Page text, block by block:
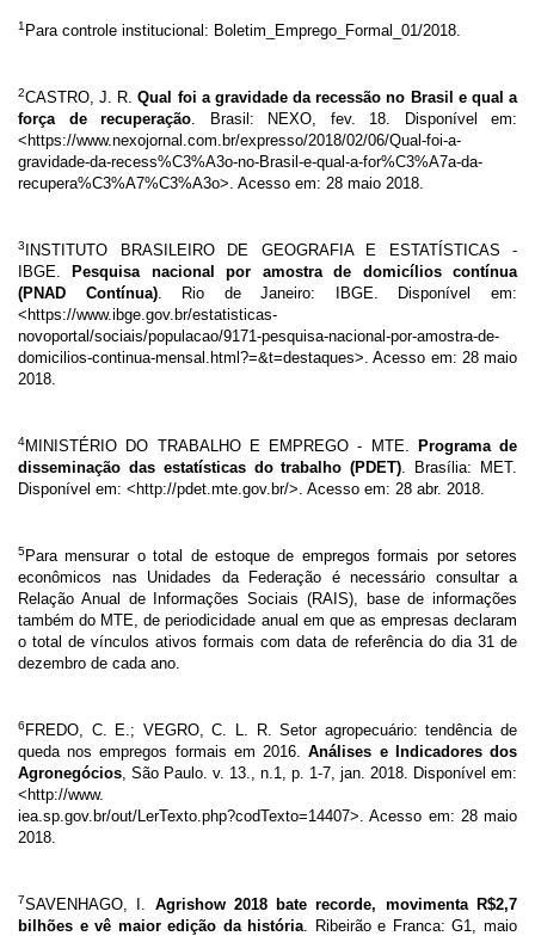
1 Para controle institucional: Boletim_Emprego_Formal_01/2018.
2CASTRO, J. R.Qual foi a gravidade da recessão no Brasil e qual a
força de recuperação . Brasil: NEXO, fev. 18. Disponível em:
<https://www.nexojornal.com.br/expresso/2018/02/06/Qual-foi-a-
gravidade-da-recess%C3%A3o-no-Brasil-e-qual-a-for%C3%A7a-da-
recupera%C3%A7%C3%A3o> . Acesso em: 28 maio 2018.
3INSTITUTO BRASILEIRO DE GEOGRAFIA E ESTATÍSTICAS -
IBGE.Pesquisa nacional por amostra de domicílios contínua
(PNAD Contínua). Rio de Janeiro: IBGE. Disponível em:
<https://www.ibge.gov.br/estatisticas-
novoportal/sociais/populacao/9171-pesquisa-nacional-por-amostra-de-
domicilios-continua-mensal.html?=&t=destaques> . Acesso em: 28 maio
2018.
4MINISTÉRIO DO TRABALHO E EMPREGO - MTE. Programa de
disseminação das estatísticas do trabalho (PDET) . Brasília: MET.
Disponível em: <http://pdet.mte.gov.br/>. Acesso em: 28 abr. 2018.
5Para mensurar o total de estoque de empregos formais por setores
econômicos nas Unidades da Federação é necessário consultar a
Relação Anual de Informações Sociais (RAIS), base de informações
também do MTE, de periodicidade anual em que as empresas declaram
o total de vínculos ativos formais com data de referência do dia 31 de
dezembro de cada ano.
6FREDO, C. E.; VEGRO, C. L. R. Setor agropecuário: tendência de
queda nos empregos formais em 2016.Análises e Indicadores dos
Agronegócios , São Paulo. v. 13., n.1, p. 1-7, jan. 2018. Disponível em:
<http://www.
iea.sp.gov.br/out/LerTexto.php?codTexto=14407>.Acesso em: 28 maio
2018.
7SAVENHAGO, I. Agrishow 2018 bate recorde, movimenta R$2,7
bilhões e vê maior edição da história . Ribeirão e Franca: G1, maio